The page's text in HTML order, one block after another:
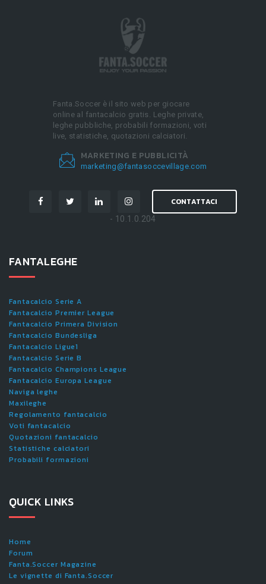
Fanta.Soccer è il sito web per giocare
online al fantacalcio gratis. Leghe private,
leghe pubbliche, probabili formazioni, voti
live, statistiche, quotazioni calciatori.
MARKETING E PUBBLICITÀ
marketing@fantasoccevillage.com
CONTATTACI
- 10.1.0.204
FANTALEGHE
Fantacalcio Serie A
Fantacalcio Premier League
Fantacalcio Primera Division
Fantacalcio Bundesliga
Fantacalcio Ligue1
Fantacalcio Serie B
Fantacalcio Champions League
Fantacalcio Europa League
Naviga leghe
Maxileghe
Regolamento fantacalcio
Voti fantacalcio
Quotazioni fantacalcio
Statistiche calciatori
Probabili formazioni
QUICK LINKS
Home
Forum
Fanta.Soccer Magazine
Le vignette di Fanta.Soccer